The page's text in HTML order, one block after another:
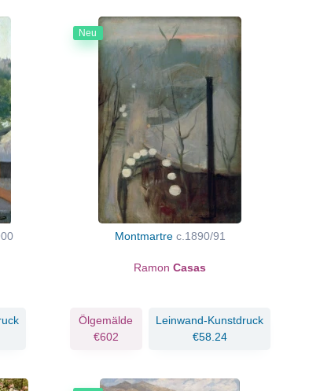
Neu
Montmartre c.1890/91
RamonCasas
Ölgemälde
€602
Leinwand-Kunstdruck
€58.24